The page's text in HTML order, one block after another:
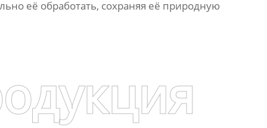
её обработать, сохраняя её природную